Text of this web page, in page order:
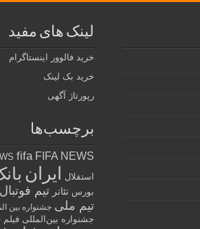
لینک های مفید
خرید فالوور اینستاگرام
خرید بک لینک
رپورتاژ آگهی
برچسب‌ها
fifa FIFA NEWS
استقلال ایران
بورس تئاتر تیم
تیم ملی جشنواره بین
جشنواره بین‌المللی فیلم